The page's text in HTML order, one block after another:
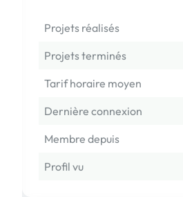
Projets réalisés
Projets terminés
Tarif horaire moyen
Dernière connexion
Membre depuis
Profil vu